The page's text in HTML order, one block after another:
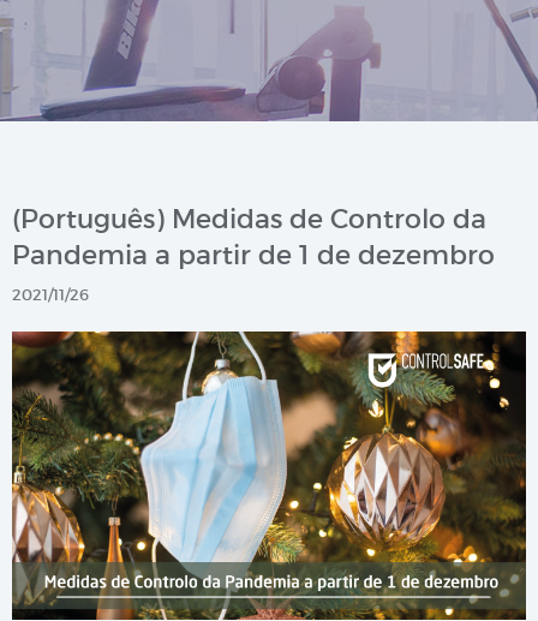
(Português) Medidas de Controlo da
Pandemia a partir de 1 de dezembro
2021/11/26